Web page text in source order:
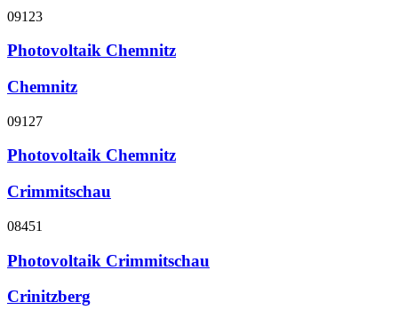
09123
Photovoltaik Chemnitz
Chemnitz
09127
Photovoltaik Chemnitz
Crimmitschau
08451
Photovoltaik Crimmitschau
Crinitzberg